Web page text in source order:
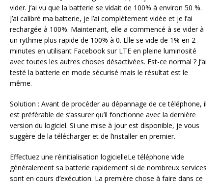
vider. J’ai vu que la batterie se vidait de 100% à environ 50 %.
J’ai calibré ma batterie, je l’ai complètement vidée et je l’ai
rechargée à 100%. Maintenant, elle a commencé à se vider à
un rythme plus rapide de 100% à 0. Elle se vide de 1% en 2
minutes en utilisant Facebook sur LTE en pleine luminosité
avec toutes les autres choses désactivées. Est-ce normal ? J’ai
testé la batterie en mode sécurisé mais le résultat est le
même.
Solution : Avant de procéder au dépannage de ce téléphone, il
est préférable de s’assurer qu’il fonctionne avec la dernière
version du logiciel. Si une mise à jour est disponible, je vous
suggère de la télécharger et de l’installer en premier.
Effectuez une réinitialisation logicielleLe téléphone vide
généralement sa batterie rapidement si de nombreux services
sont en cours d’exécution. La première chose à faire dans ce